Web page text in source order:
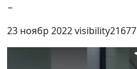
−
23 ноябр 2022visibility21677